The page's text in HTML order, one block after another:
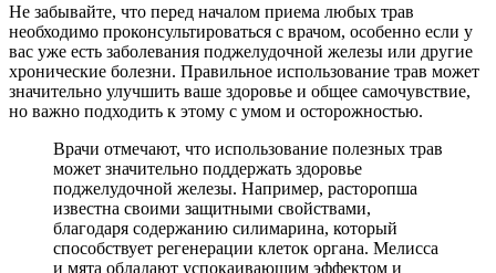
Не забывайте, что перед началом приема любых трав
необходимо проконсультироваться с врачом, особенно если у
вас уже есть заболевания поджелудочной железы или другие
хронические болезни. Правильное использование трав может
значительно улучшить ваше здоровье и общее самочувствие,
но важно подходить к этому с умом и осторожностью.
Врачи отмечают, что использование полезных трав
может значительно поддержать здоровье
поджелудочной железы. Например, расторопша
известна своими защитными свойствами,
благодаря содержанию силимарина, который
способствует регенерации клеток органа. Мелисса
и мята обладают успокаивающим эффектом и